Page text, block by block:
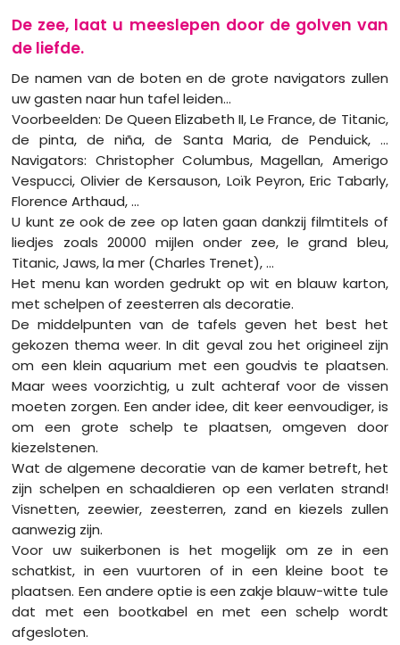
De zee, laat u meeslepen door de golven van
de liefde.
De namen van de boten en de grote navigators zullen
uw gasten naar hun tafel leiden...
Voorbeelden: De Queen Elizabeth II, Le France, de Titanic,
de pinta, de niña, de Santa Maria, de Penduick, ...
Navigators: Christopher Columbus, Magellan, Amerigo
Vespucci, Olivier de Kersauson, Loïk Peyron, Eric Tabarly,
Florence Arthaud, ...
U kunt ze ook de zee op laten gaan dankzij filmtitels of
liedjes zoals 20000 mijlen onder zee, le grand bleu,
Titanic, Jaws, la mer (Charles Trenet), ...
Het menu kan worden gedrukt op wit en blauw karton,
met schelpen of zeesterren als decoratie.
De middelpunten van de tafels geven het best het
gekozen thema weer. In dit geval zou het origineel zijn
om een klein aquarium met een goudvis te plaatsen.
Maar wees voorzichtig, u zult achteraf voor de vissen
moeten zorgen. Een ander idee, dit keer eenvoudiger, is
om een grote schelp te plaatsen, omgeven door
kiezelstenen.
Wat de algemene decoratie van de kamer betreft, het
zijn schelpen en schaaldieren op een verlaten strand!
Visnetten, zeewier, zeesterren, zand en kiezels zullen
aanwezig zijn.
Voor uw suikerbonen is het mogelijk om ze in een
schatkist, in een vuurtoren of in een kleine boot te
plaatsen. Een andere optie is een zakje blauw-witte tule
dat met een bootkabel en met een schelp wordt
afgesloten.